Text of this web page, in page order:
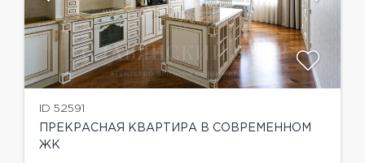
ID 52591
ПРЕКРАСНАЯ КВАРТИРА В СОВРЕМЕННОМ
ЖК